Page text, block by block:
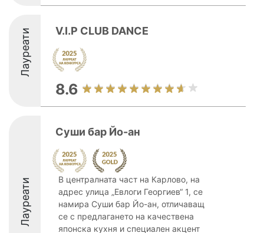
Лауреати V.I.P CLUB DANCE
8.6
Лауреати
Суши бар Йо-ан
В централната част на Карлово, на
адрес улица „Евлоги Георгиев“ 1, се
намира Суши бар Йо-ан, отличаващ
се с предлагането на качествена
японска кухня и специален акцент